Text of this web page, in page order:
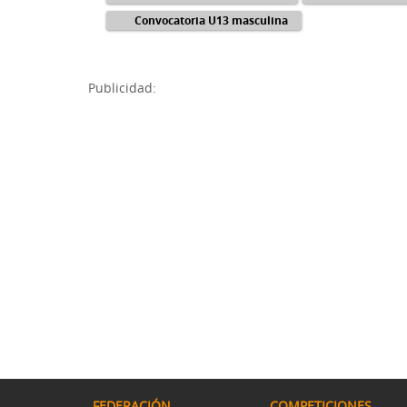
Convocatoria U13 masculina
Publicidad: